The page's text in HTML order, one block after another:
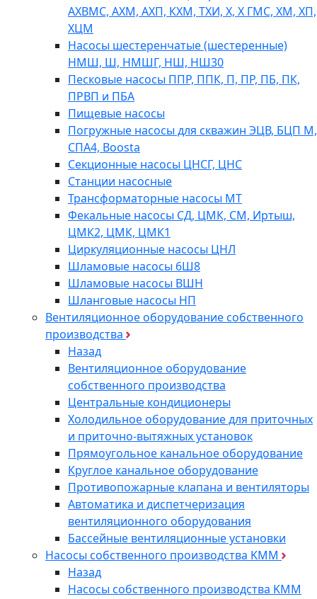
АХВМС, АХМ, АХП, КХМ, ТХИ, Х, Х ГМС, ХМ, ХП,
ХЦМ
Насосы шестеренчатые (шестеренные)
НМШ, Ш, НМШГ, НШ, НШ30
Песковые насосы ППР, ППК, П, ПР, ПБ, ПК,
ПРВП и ПБА
Пищевые насосы
Погружные насосы для скважин ЭЦВ, БЦП М,
СПА4, Boosta
Секционные насосы ЦНСГ, ЦНС
Станции насосные
Трансформаторные насосы МТ
Фекальные насосы СД, ЦМК, СМ, Иртыш,
ЦМК2, ЦМК, ЦМК1
Циркуляционные насосы ЦНЛ
Шламовые насосы 6Ш8
Шламовые насосы ВШН
Шланговые насосы НП
Вентиляционное оборудование собственного
производства
Назад
Вентиляционное оборудование
собственного производства
Центральные кондиционеры
Холодильное оборудование для приточных
и приточно-вытяжных установок
Прямоугольное канальное оборудование
Круглое канальное оборудование
Противопожарные клапана и вентиляторы
Автоматика и диспетчеризация
вентиляционного оборудования
Бассейные вентиляционные установки
Насосы собственного производства KMM
Назад
Насосы собственного производства KMM